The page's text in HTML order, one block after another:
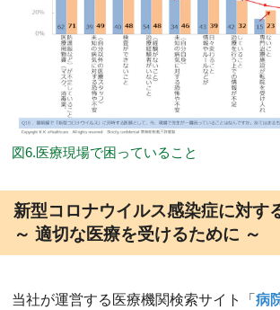
図6.医療現場で困っていること
新型コロナウイルス感染症に対す
～ 適切な医療を受けるために ～
当社が運営する医療機関検索サイト「 病